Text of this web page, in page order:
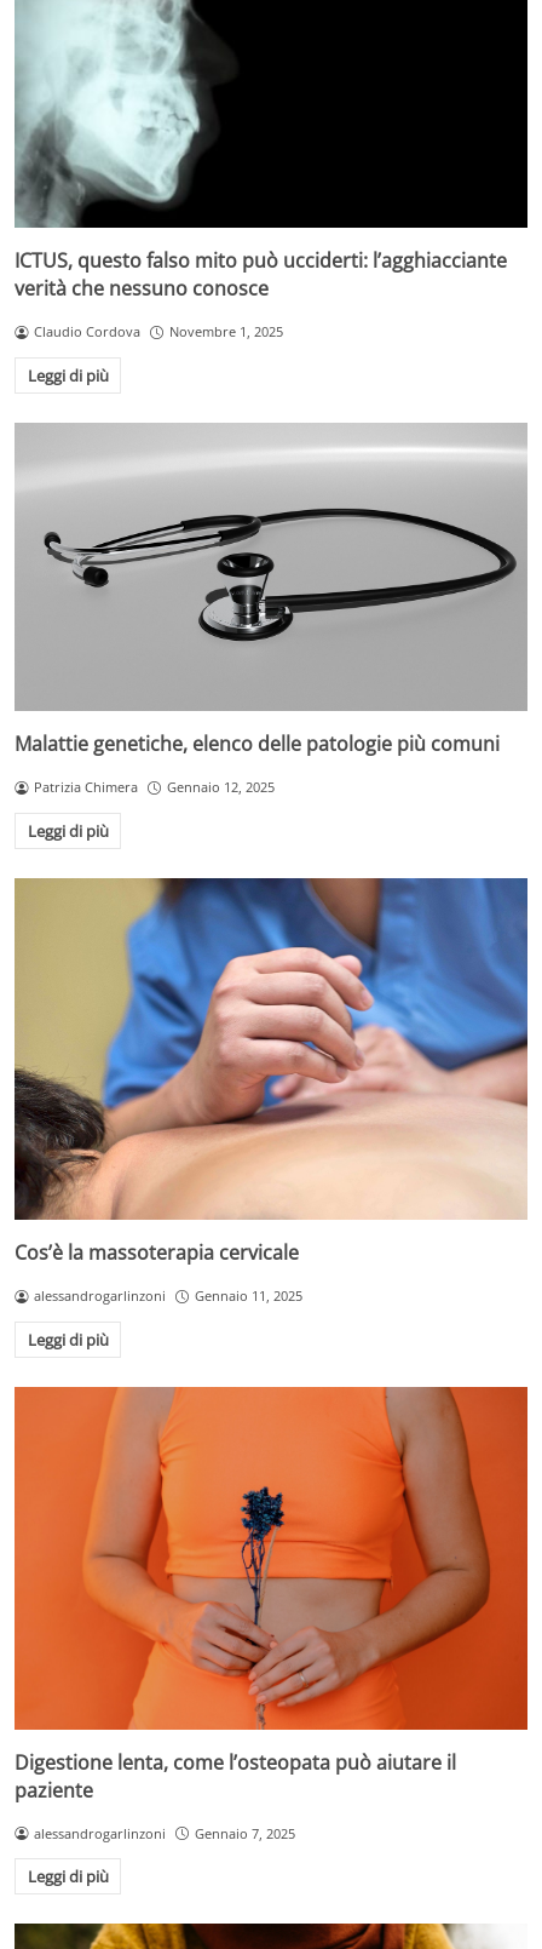
ICTUS, questo falso mito può ucciderti: l’agghiacciante
verità che nessuno conosce
Claudio Cordova Novembre 1, 2025
Leggi di più
Malattie genetiche, elenco delle patologie più comuni
Patrizia Chimera Gennaio 12, 2025
Leggi di più
Cos’è la massoterapia cervicale
alessandrogarlinzoni Gennaio 11, 2025
Leggi di più
Digestione lenta, come l’osteopata può aiutare il
paziente
alessandrogarlinzoni Gennaio 7, 2025
Leggi di più